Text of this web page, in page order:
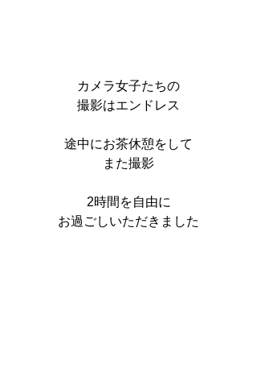
カメラ女子たちの
撮影はエンドレス
途中にお茶休憩をして
また撮影
2時間を自由に
お過ごしいただきました